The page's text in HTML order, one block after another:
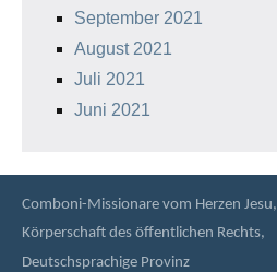
September 2021
August 2021
Juli 2021
Juni 2021
Comboni-Missionare vom Herzen Jesu,
Körperschaft des öffentlichen Rechts,
Deutschsprachige Provinz